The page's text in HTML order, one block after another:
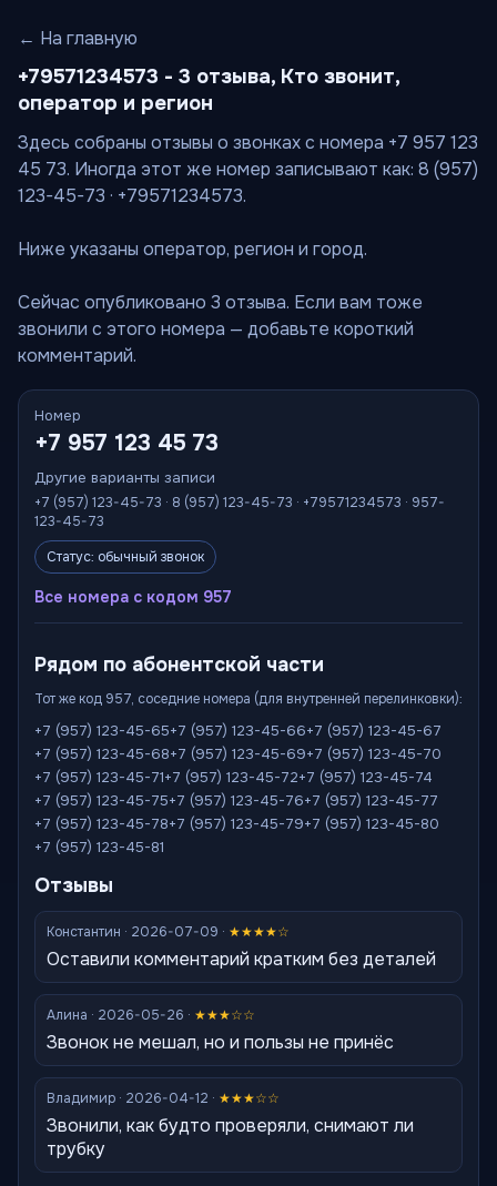
← На главную
+79571234573 - 3 отзыва, Кто звонит,
оператор и регион
Здесь собраны отзывы о звонках с номера +7 957 123
45 73. Иногда этот же номер записывают как: 8 (957)
123-45-73 · +79571234573.
Ниже указаны оператор, регион и город.
Сейчас опубликовано 3 отзыва. Если вам тоже
звонили с этого номера — добавьте короткий
комментарий.
Номер
+7 957 123 45 73
Другие варианты записи
+7 (957) 123-45-73 · 8 (957) 123-45-73 · +79571234573 · 957-
123-45-73
Статус: обычный звонок
Все номера с кодом 957
Рядом по абонентской части
Тот же код 957, соседние номера (для внутренней перелинковки):
+7 (957) 123-45-65+7 (957) 123-45-66+7 (957) 123-45-67
+7 (957) 123-45-68+7 (957) 123-45-69+7 (957) 123-45-70
+7 (957) 123-45-71+7 (957) 123-45-72+7 (957) 123-45-74
+7 (957) 123-45-75+7 (957) 123-45-76+7 (957) 123-45-77
+7 (957) 123-45-78+7 (957) 123-45-79+7 (957) 123-45-80
+7 (957) 123-45-81
Отзывы
Константин · 2026-07-09 · ★★★★☆
Оставили комментарий кратким без деталей
Алина · 2026-05-26 · ★★★☆☆
Звонок не мешал, но и пользы не принёс
Владимир · 2026-04-12 · ★★★☆☆
Звонили, как будто проверяли, снимают ли
трубку